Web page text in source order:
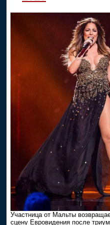
Участница от Мальты
сцену Евровидения после